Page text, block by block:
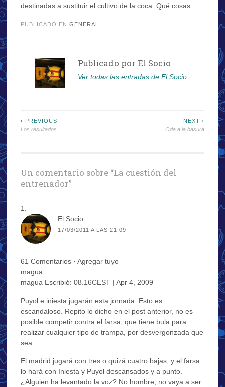
destinadas a sustituir el cultivo de la coca. Qué cosas…
PUBLICADO EN GENERAL
Publicado por El Socio
Ver todas las entradas de El Socio
Navegación
‹ PREVIOUS
Los resultados
NEXT ›
Oda a la basura
Un comentario sobre “La cuestión del
entrenador”
El Socio
17/03/2011 A LAS 21:09
61 Comentarios · Agregar tuyo
magua
magua Escribió: 08.16CEST | Apr 4, 2009
Puyol e iniesta jugarán esta jornada. Esto es
escandaloso. Repito lo dicho en el post anterior, no es
posible competir contra el farsa, que tiene bula para
realizar cualquier tipo de trampa, por desvergonzada que
sea.
El madrid jugará con tres o quizá cuatro bajas, y el farsa
lo hará con Iniesta y Puyol descansados y a punto.
¿Alguien ha levantado la voz? No hombre, no vaya a ser